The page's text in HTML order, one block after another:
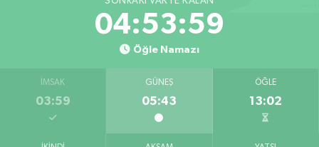
04:53:58
Öğle Namazı
İMSAK
03:59
GÜNEŞ
05:43
ÖĞLE
13:02